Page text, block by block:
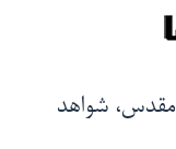
مقدس، شواهد